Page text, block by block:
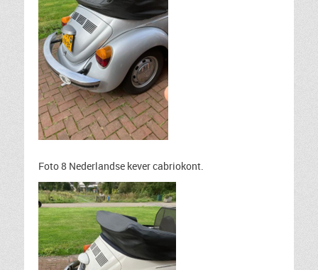
Foto 8 Nederlandse kever cabriokont.